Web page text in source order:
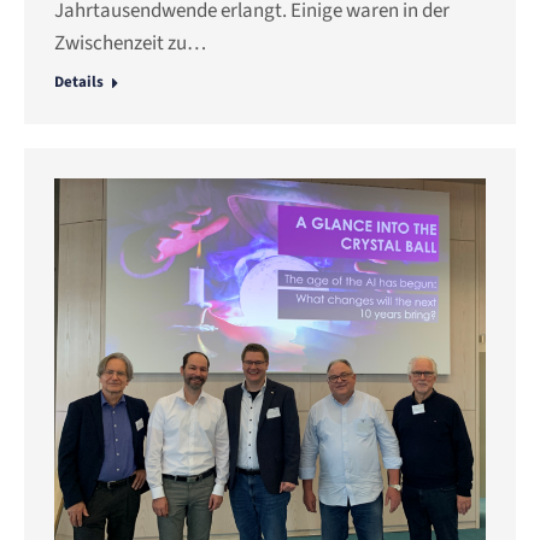
Jahrtausendwende erlangt. Einige waren in der
Zwischenzeit zu…
Details